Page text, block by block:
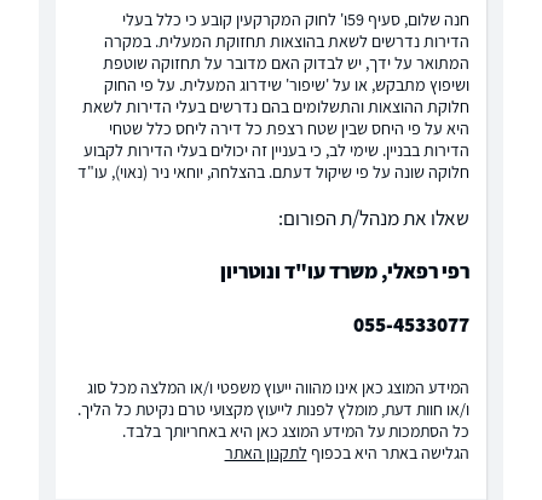
חנה שלום, סעיף 59ו' לחוק המקרקעין קובע כי כלל בעלי
הדירות נדרשים לשאת בהוצאות תחזוקת המעלית. במקרה
המתואר על ידך, יש לבדוק האם מדובר על תחזוקה שוטפת
ושיפוץ מתבקש, או על 'שיפור' שידרוג המעלית. על פי החוק
חלוקת ההוצאות והתשלומים בהם נדרשים בעלי הדירות לשאת
היא על פי היחס שבין שטח רצפת כל דירה ליחס כלל שטחי
הדירות בבניין. שימי לב, כי בעניין זה יכולים בעלי הדירות לקבוע
חלוקה שונה על פי שיקול דעתם. בהצלחה, יוחאי ניר (נאוי), עו"ד
שאלו את מנהל/ת הפורום:
רפי רפאלי, משרד עו"ד ונוטריון
055-4533077
המידע המוצג כאן אינו מהווה ייעוץ משפטי ו/או המלצה מכל סוג
ו/או חוות דעת, מומלץ לפנות לייעוץ מקצועי טרם נקיטת כל הליך.
כל הסתמכות על המידע המוצג כאן היא באחריותך בלבד.
הגלישה באתר היא בכפוף לתקנון האתר